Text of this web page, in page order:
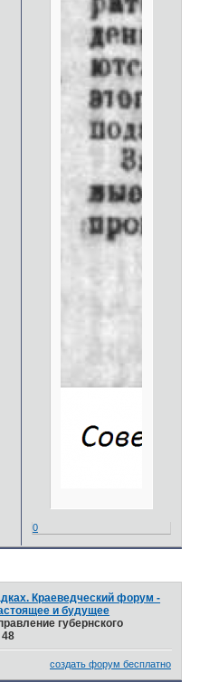
0
Краеведческий форум -
и будущее
губернского
создать форум бесплатно